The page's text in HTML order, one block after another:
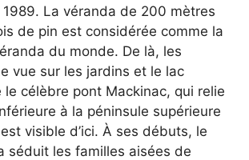
La véranda de 200 mètres
de pin est considérée comme la
du monde. De là, les
vue sur les jardins et le lac
le célèbre pont Mackinac, qui relie
à la péninsule supérieure
visible d’ici. À ses débuts, le
séduit les familles aisées de